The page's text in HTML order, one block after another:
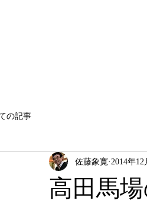
の記事
高田馬
佐藤象寛 2014年12